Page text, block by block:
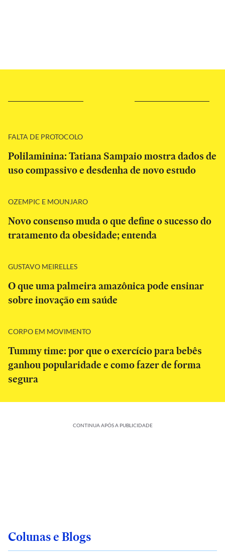
FALTA DE PROTOCOLO
Polilaminina: Tatiana Sampaio mostra dados de
uso compassivo e desdenha de novo estudo
OZEMPIC E MOUNJARO
Novo consenso muda o que define o sucesso do
tratamento da obesidade; entenda
GUSTAVO MEIRELLES
O que uma palmeira amazônica pode ensinar
sobre inovação em saúde
CORPO EM MOVIMENTO
Tummy time: por que o exercício para bebês
ganhou popularidade e como fazer de forma
segura
CONTINUA APÓS A PUBLICIDADE
Colunas e Blogs